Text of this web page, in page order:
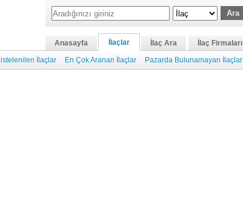
Anasayfa İlaçlar İlaç Ara
İlaç Firmaları
İlaçlar En Çok Aranan İlaçlar Pazarda Bulunamayan İlaçlar